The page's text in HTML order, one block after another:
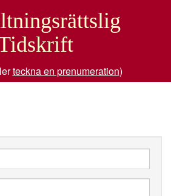
teckna en prenumeration)